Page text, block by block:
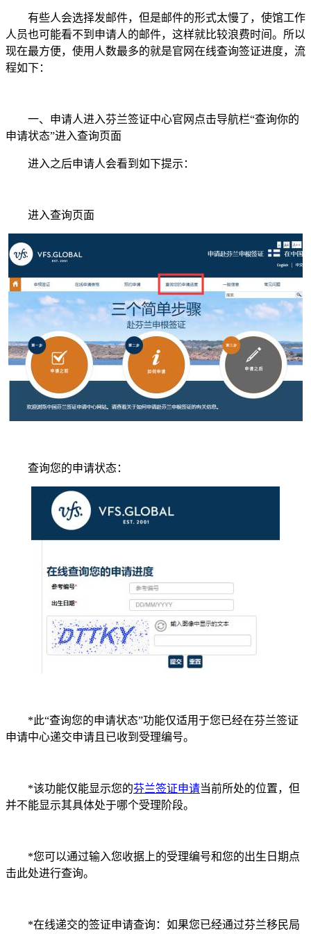
有些人会选择发邮件，但是邮件的形式太慢了，使馆工作
人员也可能看不到申请人的邮件，这样就比较浪费时间。所以
现在最方便，使用人数最多的就是官网在线查询签证进度，流
程如下：
一、申请人进入芬兰签证中心官网点击导航栏“查询你的
申请状态”进入查询页面
进入之后申请人会看到如下提示：
进入查询页面
查询您的申请状态：
*此“查询您的申请状态”功能仅适用于您已经在芬兰签证
申请中心递交申请且已收到受理编号。
*该功能仅能显示您的芬兰签证申请当前所处的位置，但
并不能显示其具体处于哪个受理阶段。
*您可以通过输入您收据上的受理编号和您的出生日期点
击此处进行查询。
*在线递交的签证申请查询：如果您已经通过芬兰移民局